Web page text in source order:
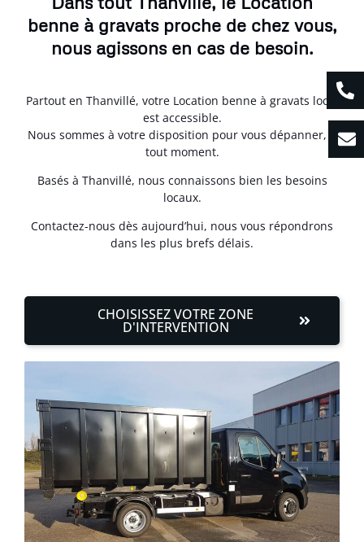
benne à gravats proche de chez vous,
nous agissons en cas de besoin.
Partout en Thanvillé, votre Location benne à gravats local
est accessible.
Nous sommes à votre disposition pour vous dépanner, à
tout moment.
Basés à Thanvillé, nous connaissons bien les besoins
locaux.
Contactez-nous dès aujourd’hui, nous vous répondrons
dans les plus brefs délais.
CHOISISSEZ VOTRE ZONE
D'INTERVENTION